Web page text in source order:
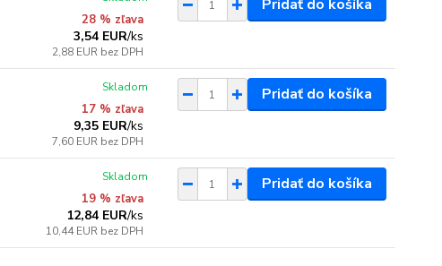
28 % zľava
3,54 EUR/ks
2,88 EUR bez DPH
Pridať do košíka
17 % zľava
9,35 EUR/ks
7,60 EUR bez DPH
Skladom Pridať do košíka
19 % zľava
12,84 EUR/ks
10,44 EUR bez DPH
Skladom Pridať do košíka